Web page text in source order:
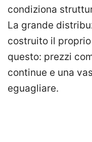
condiziona
La grande
costruito il
questo: prezzi
continue e una
eguagliare.